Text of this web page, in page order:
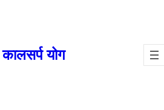
कालसर्प योग